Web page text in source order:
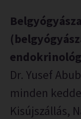
Dr. Yusef
minden
Kisújszállás,